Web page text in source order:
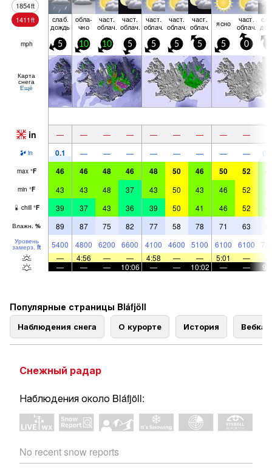
1854ft
1411ft слаб.
дождь
обла­
чно
част.
облач.
част.
облач.
част.
облач.
част.
облач.
част.
облач. ясно част.
облач.
mph 5 10 10 5 5 5 5 5 0
Карта
снега
Ещё
in — — — — — — — — —
in 0.1 — — — — — — — —
max °F 46 46 48 46 48 50 46 50 52
min °F 43 43 48 37 43 50 43 46 52
chill °F 39 37 43 36 39 50 41 46 52
Влажн. % 89 87 75 82 77 58 78 71 63
Уровень
замерз. ft 5400 4800 6200 6600 4100 4600 5100 6100 6100
—
4:56 — — 4:58 — — 5:01 —
—
— — 10:06 — — 10:02 — —
Популярные страницы Bláfjöll
Наблюдения снега О курорте История
Снежный радар
Наблюдения около Bláfjöll:
No recent snow reports